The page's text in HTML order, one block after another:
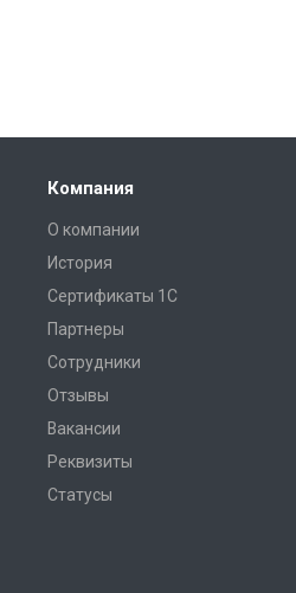
Компания
О компании
История
Сертификаты 1С
Партнеры
Сотрудники
Отзывы
Вакансии
Реквизиты
Статусы